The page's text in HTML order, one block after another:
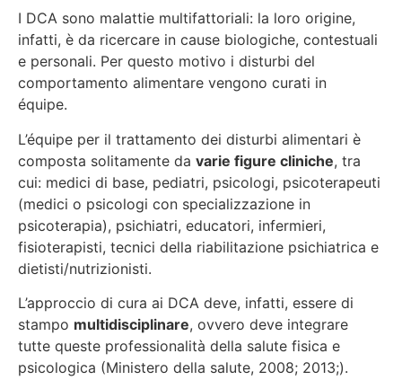
I DCA sono malattie multifattoriali: la loro origine,
infatti, è da ricercare in cause biologiche, contestuali
e personali. Per questo motivo i disturbi del
comportamento alimentare vengono curati in
équipe.
L’équipe per il trattamento dei disturbi alimentari è
composta solitamente da varie figure cliniche, tra
cui: medici di base, pediatri, psicologi, psicoterapeuti
(medici o psicologi con specializzazione in
psicoterapia), psichiatri, educatori, infermieri,
fisioterapisti, tecnici della riabilitazione psichiatrica e
dietisti/nutrizionisti.
L’approccio di cura ai DCA deve, infatti, essere di
stampo multidisciplinare, ovvero deve integrare
tutte queste professionalità della salute fisica e
psicologica (Ministero della salute, 2008; 2013;).